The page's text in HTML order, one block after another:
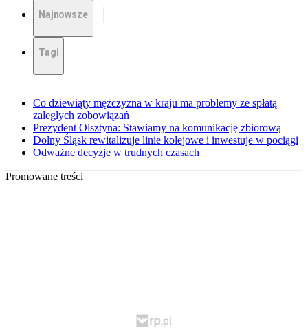
Najnowsze
Tagi
Co dziewiąty mężczyzna w kraju ma problemy ze spłatą
zaległych zobowiązań
Prezydent Olsztyna: Stawiamy na komunikację zbiorową
Dolny Śląsk rewitalizuje linie kolejowe i inwestuje w pociągi
Odważne decyzje w trudnych czasach
Promowane treści